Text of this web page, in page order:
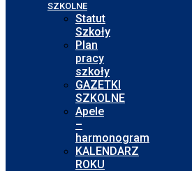
SZKOLNE
Statut
Szkoły
Plan
pracy
szkoły
GAZETKI
SZKOLNE
Apele
–
harmonogram
KALENDARZ
ROKU